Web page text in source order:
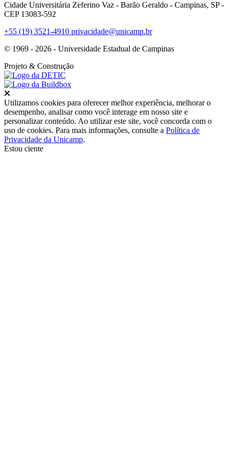
Cidade Universitária Zeferino Vaz - Barão Geraldo - Campinas, SP -
CEP 13083-592
+55 (19) 3521-4910 privacidade@unicamp.br
© 1969 - 2026 - Universidade Estadual de Campinas
Projeto & Construção
Utilizamos cookies para oferecer melhor experiência, melhorar o
desempenho, analisar como você interage em nosso site e
personalizar conteúdo. Ao utilizar este site, você concorda com o
uso de cookies. Para mais informações, consulte a Política de
Privacidade da Unicamp.
Estou ciente